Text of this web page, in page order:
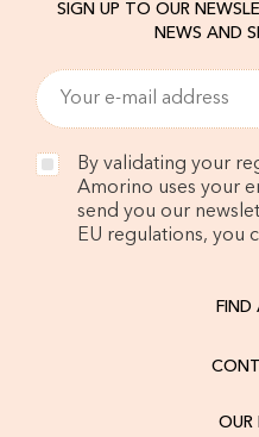
SIGN UP TO OUR
NEWS AND
By validating your
Amorino uses your
send you our
EU regulations, you
FIND
OUR